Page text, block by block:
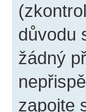
důvodu
žádný
zapojte